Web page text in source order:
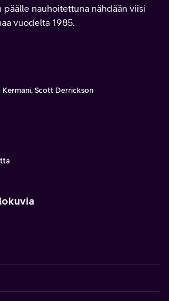
nauhoitettuna nähdään viisi
vuodelta 1985.
Kermani, Scott Derrickson